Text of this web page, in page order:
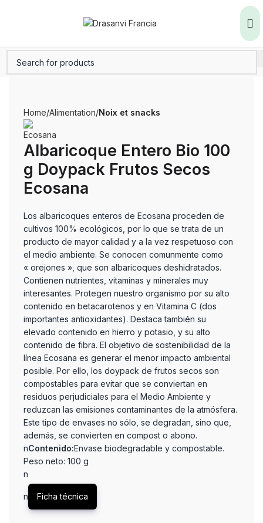
Home Alimentation Noix et snacks
Albaricoque Entero Bio 100
g Doypack Frutos Secos
Ecosana
Los albaricoques enteros de Ecosana proceden de
cultivos 100% ecológicos, por lo que se trata de un
producto de mayor calidad y a la vez respetuoso con
el medio ambiente. Se conocen comunmente como
« orejones », que son albaricoques deshidratados.
Contienen nutrientes, vitaminas y minerales muy
interesantes. Protegen nuestro organismo por su alto
contenido en betacarotenos y en Vitamina C (dos
importantes antioxidantes). Destaca también su
elevado contenido en hierro y potasio, y su alto
contenido de fibra. El objetivo de sostenibilidad de la
línea Ecosana es generar el menor impacto ambiental
posible. Por ello, los doypack de frutos secos son
compostables para evitar que se conviertan en
residuos perjudiciales para el Medio Ambiente y
reduzcan las emisiones contaminantes de la atmósfera.
Este tipo de envases no sólo, se degradan, sino que,
además, se convierten en compost o abono.
nContenido:Envase biodegradable y compostable.
Peso neto: 100 g
n
n Ficha técnica